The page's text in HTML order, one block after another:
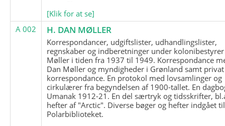
[Klik for at se]
A 002
H. DAN MØLLER
Korrespondancer, udgiftslister, udhandlingslister,
regnskaber og indberetninger under
Møller i tiden fra 1937 til 1949. Korrespondance
Dan Møller og myndigheder i Grønland samt privat
korrespondance. En protokol med lovsamlinger og
cirkulærer fra begyndelsen af 1900-tallet. En
Umanak 1912-21. En del særtryk og tidsskrifter,
hefter af "Arctic". Diverse bøger og hefter indgået til
Polarbiblioteket.